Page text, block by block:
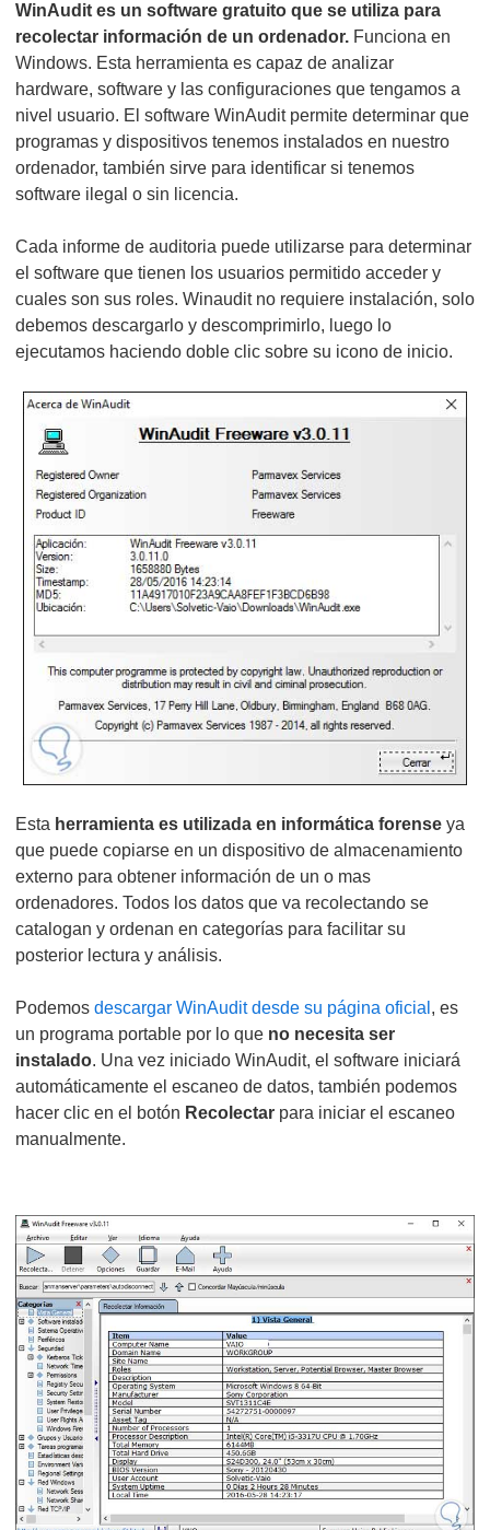
WinAudit es un software gratuito que se utiliza para
recolectar información de un ordenador. Funciona en
Windows. Esta herramienta es capaz de analizar
hardware, software y las configuraciones que tengamos a
nivel usuario. El software WinAudit permite determinar que
programas y dispositivos tenemos instalados en nuestro
ordenador, también sirve para identificar si tenemos
software ilegal o sin licencia.
Cada informe de auditoria puede utilizarse para determinar
el software que tienen los usuarios permitido acceder y
cuales son sus roles. Winaudit no requiere instalación, solo
debemos descargarlo y descomprimirlo, luego lo
ejecutamos haciendo doble clic sobre su icono de inicio.
Esta herramienta es utilizada en informática forense ya
que puede copiarse en un dispositivo de almacenamiento
externo para obtener información de un o mas
ordenadores. Todos los datos que va recolectando se
catalogan y ordenan en categorías para facilitar su
posterior lectura y análisis.
Podemos descargar WinAudit desde su página oficial , es
un programa portable por lo que no necesita ser
instalado. Una vez iniciado WinAudit, el software iniciará
automáticamente el escaneo de datos, también podemos
hacer clic en el botón Recolectar para iniciar el escaneo
manualmente.